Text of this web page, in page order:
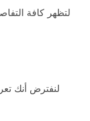
لتظهر كافة
لنفترض أنك